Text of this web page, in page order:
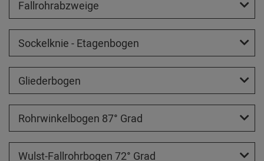
Fallrohrabzweige
Sockelknie - Etagenbogen
Gliederbogen
Rohrwinkelbogen 87° Grad
Wulst-Fallrohrbogen 72° Grad